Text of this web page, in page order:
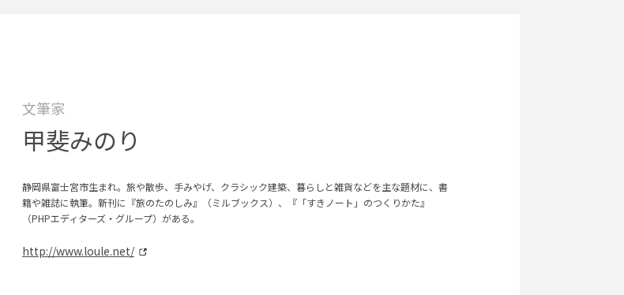
文筆家
甲斐みのり
静岡県富士宮市生まれ。旅や散歩、手みやげ、クラシック建築、暮らしと雑貨などを主な題材に、書
籍や雑誌に執筆。新刊に『旅のたのしみ』（ミルブックス）、『「すきノート」のつくりかた』
（PHPエディターズ・グループ）がある。
http://www.loule.net/